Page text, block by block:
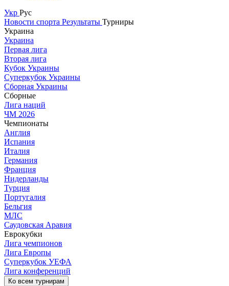
Укр Рус
Новости спорта Результаты Турниры
Украина
Украина
Первая лига
Вторая лига
Кубок Украины
Суперкубок Украины
Сборная Украины
Сборные
Лига наций
ЧМ 2026
Чемпионаты
Англия
Испания
Италия
Германия
Франция
Нидерланды
Турция
Португалия
Бельгия
МЛС
Саудовская Аравия
Еврокубки
Лига чемпионов
Лига Европы
Суперкубок УЕФА
Лига конференций
Ко всем турнирам